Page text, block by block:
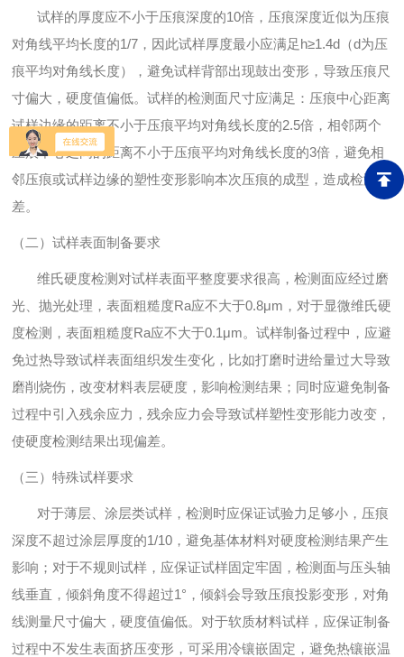
试样的厚度应不小于压痕深度的10倍，压痕深度近似为压痕
对角线平均长度的1/7，因此试样厚度最小应满足h≥1.4d（d为压
痕平均对角线长度），避免试样背部出现鼓出变形，导致压痕尺
寸偏大，硬度值偏低。试样的检测面尺寸应满足：压痕中心距离
试样边缘的距离不小于压痕平均对角线长度的2.5倍，相邻两个
压痕中心之间的距离不小于压痕平均对角线长度的3倍，避免相
邻压痕或试样边缘的塑性变形影响本次压痕的成型，造成检测误
差。
（二）试样表面制备要求
维氏硬度检测对试样表面平整度要求很高，检测面应经过磨
光、抛光处理，表面粗糙度Ra应不大于0.8μm，对于显微维氏硬
度检测，表面粗糙度Ra应不大于0.1μm。试样制备过程中，应避
免过热导致试样表面组织发生变化，比如打磨时进给量过大导致
磨削烧伤，改变材料表层硬度，影响检测结果；同时应避免制备
过程中引入残余应力，残余应力会导致试样塑性变形能力改变，
使硬度检测结果出现偏差。
（三）特殊试样要求
对于薄层、涂层类试样，检测时应保证试验力足够小，压痕
深度不超过涂层厚度的1/10，避免基体材料对硬度检测结果产生
影响；对于不规则试样，应保证试样固定牢固，检测面与压头轴
线垂直，倾斜角度不得超过1°，倾斜会导致压痕投影变形，对角
线测量尺寸偏大，硬度值偏低。对于软质材料试样，应保证制备
过程中不发生表面挤压变形，可采用冷镶嵌固定，避免热镶嵌温